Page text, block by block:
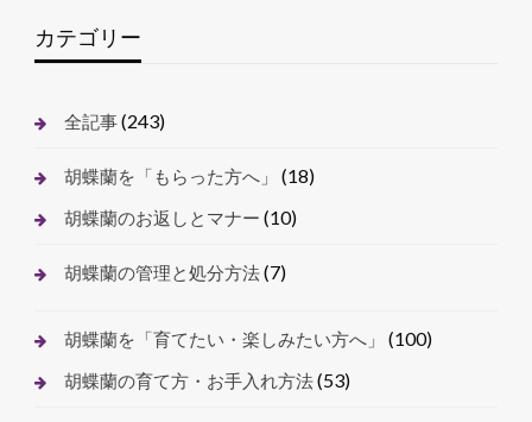
カテゴリー
全記事(243)
胡蝶蘭を「もらった方へ」 (18)
胡蝶蘭のお返しとマナー (10)
胡蝶蘭の管理と処分方法(7)
胡蝶蘭を「育てたい・楽しみたい方へ」 (100)
胡蝶蘭の育て方・お手入れ方法(53)